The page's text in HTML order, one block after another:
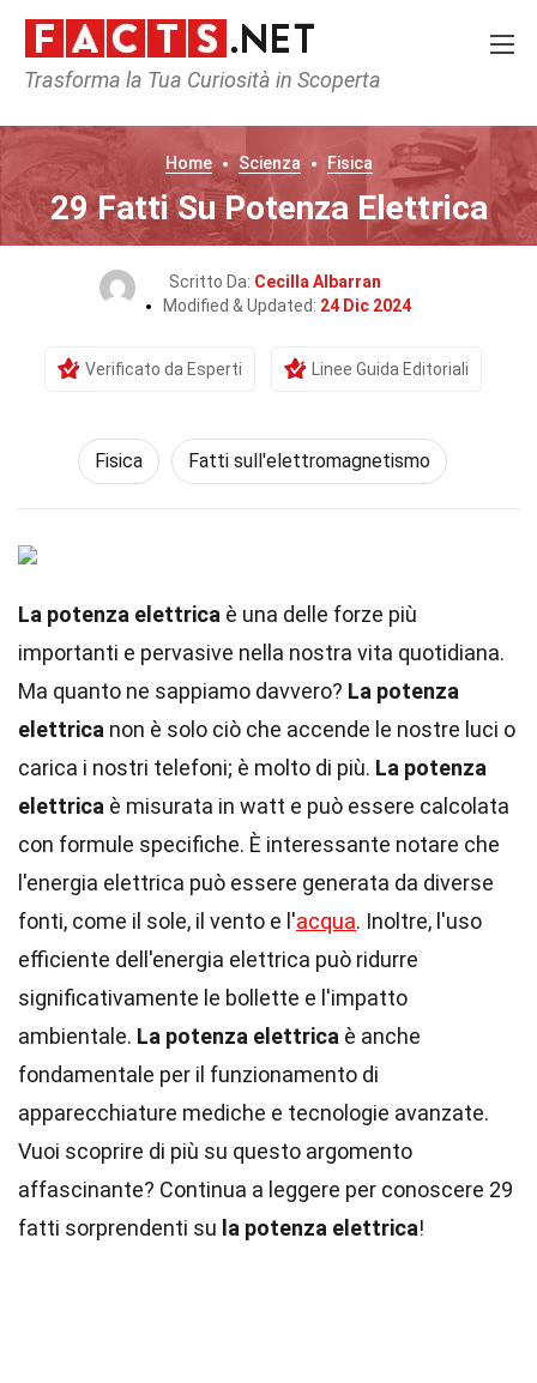
Trasforma la Tua Curiosità in Scoperta
Home Scienza Fisica
29 Fatti Su Potenza Elettrica
Scritto Da: Cecilla Albarran
Modified & Updated: 24 Dic 2024
Verificato da Esperti Linee Guida Editoriali
Fisica Fatti sull'elettromagnetismo
La potenza elettrica è una delle forze più
importanti e pervasive nella nostra vita quotidiana.
Ma quanto ne sappiamo davvero? La potenza
elettrica non è solo ciò che accende le nostre luci o
carica i nostri telefoni; è molto di più. La potenza
elettrica è misurata in watt e può essere calcolata
con formule specifiche. È interessante notare che
l'energia elettrica può essere generata da diverse
fonti, come il sole, il vento e l'acqua. Inoltre, l'uso
efficiente dell'energia elettrica può ridurre
significativamente le bollette e l'impatto
ambientale. La potenza elettrica è anche
fondamentale per il funzionamento di
apparecchiature mediche e tecnologie avanzate.
Vuoi scoprire di più su questo argomento
affascinante? Continua a leggere per conoscere 29
fatti sorprendenti su la potenza elettrica!